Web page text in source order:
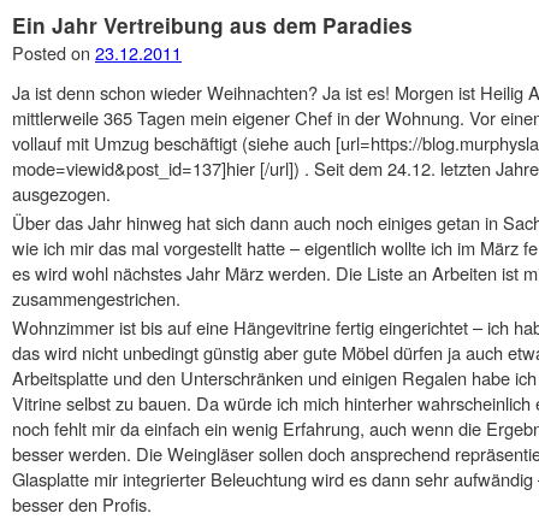
Ein Jahr Vertreibung aus dem Paradies
Posted on 23.12.2011
Ja ist denn schon wieder Weihnachten? Ja ist es! Morgen ist Heilig
mittlerweile 365 Tagen mein eigener Chef in der Wohnung. Vor
vollauf mit Umzug beschäftigt (siehe auch [url=https://
mode=viewid&post_id=137]hier [/url]) . Seit dem 24.12. letzten
ausgezogen.
Über das Jahr hinweg hat sich dann auch noch einiges getan in
wie ich mir das mal vorgestellt hatte – eigentlich wollte ich im März
es wird wohl nächstes Jahr März werden. Die Liste an Arbeiten ist
zusammengestrichen.
Wohnzimmer ist bis auf eine Hängevitrine fertig eingerichtet – ich
das wird nicht unbedingt günstig aber gute Möbel dürfen ja auch
Arbeitsplatte und den Unterschränken und einigen Regalen habe
Vitrine selbst zu bauen. Da würde ich mich hinterher
noch fehlt mir da einfach ein wenig Erfahrung, auch wenn die
besser werden. Die Weingläser sollen doch ansprechend
Glasplatte mir integrierter Beleuchtung wird es dann sehr
besser den Profis.